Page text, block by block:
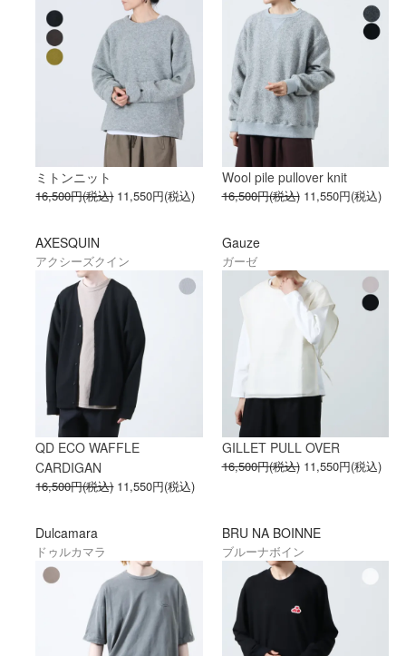
ミトンニット
16,500円(税込) 11,550円(税込)
Wool pile pullover knit
16,500円(税込) 11,550円(税込)
AXESQUIN
アクシーズクイン
QD ECO WAFFLE
CARDIGAN
16,500円(税込) 11,550円(税込)
Gauze
ガーゼ
GILLET PULL OVER
16,500円(税込) 11,550円(税込)
Dulcamara
ドゥルカマラ
BRU NA BOINNE
ブルーナボイン